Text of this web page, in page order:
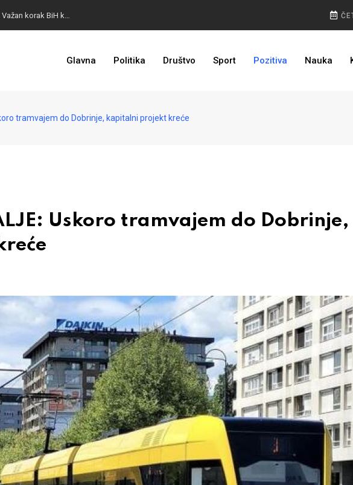
Glavna Politika Društvo Sport Pozitiva Nauka
tramvajem do Dobrinje, kapitalni projekt kreće
Uskoro tramvajem do Dobrinje,